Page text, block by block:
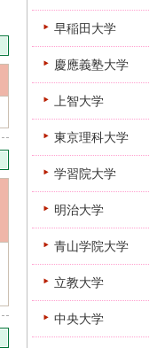
早稲田大学
慶應義塾大学
上智大学
東京理科大学
学習院大学
明治大学
青山学院大学
立教大学
中央大学